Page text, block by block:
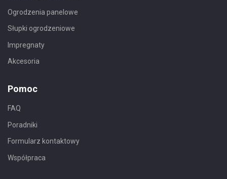
Ogrodzenia panelowe
Słupki ogrodzeniowe
Impregnaty
Akcesoria
Pomoc
FAQ
Poradniki
Formularz kontaktowy
Współpraca